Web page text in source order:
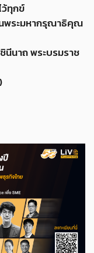
ทุกข์
พระมหากรุณาธิคุณ
นีนาถ พระบรมราช